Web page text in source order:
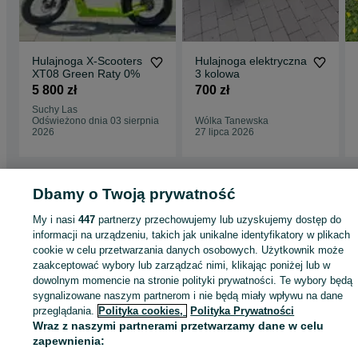
Hulajnoga X-Scooters
XT08 Green Raty 0%
5 800 zł
Suchy Las
Odświeżono dnia 03 sierpnia
2026
Hulajnoga elektryczna
3 kolowa
700 zł
Wólka Tanewska
27 lipca 2026
Strona główna Sport i Hobby Skating
Hulajnogi - Suchy Las
KATEGORIA
1055428576 Wyświetlenia:
Zadzwoń / SMS
Dbamy o Twoją prywatność
My i nasi447 partnerzy przechowujemy lub uzyskujemy dostęp do
informacji na urządzeniu, takich jak unikalne identyfikatory w plikach
cookie w celu przetwarzania danych osobowych. Użytkownik może
zaakceptować wybory lub zarządzać nimi, klikając poniżej lub w
dowolnym momencie na stronie polityki prywatności. Te wybory będą
sygnalizowane naszym partnerom i nie będą miały wpływu na dane
przeglądania. Polityka cookies, Polityka Prywatności
Wraz z naszymi partnerami przetwarzamy dane w celu
zapewnienia: